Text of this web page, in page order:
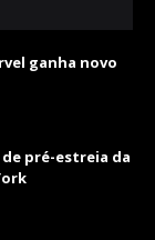
ganha novo
de pré-estreia da